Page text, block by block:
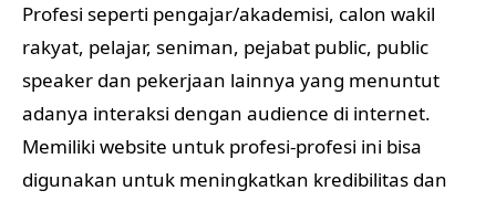
Profesi seperti pengajar/akademisi, calon wakil
rakyat, pelajar, seniman, pejabat public, public
speaker dan pekerjaan lainnya yang menuntut
adanya interaksi dengan audience di internet.
Memiliki website untuk profesi-profesi ini bisa
digunakan untuk meningkatkan kredibilitas dan